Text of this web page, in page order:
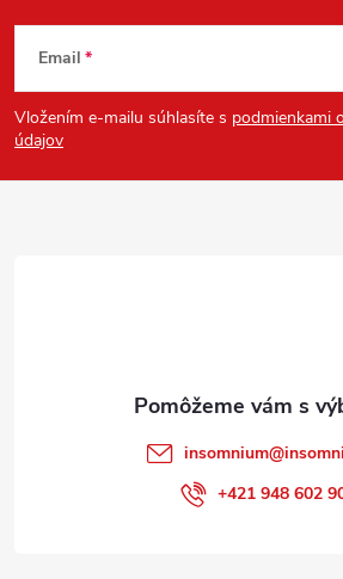
Z
á
p
Email
Vložením e-mailu súhlasíte s podmienkami
údajov
insomnium@
+421 948 602